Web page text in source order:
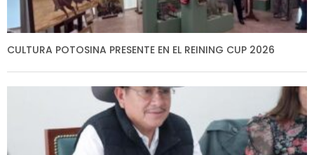
CULTURA POTOSINA PRESENTE EN EL REINING CUP 2026